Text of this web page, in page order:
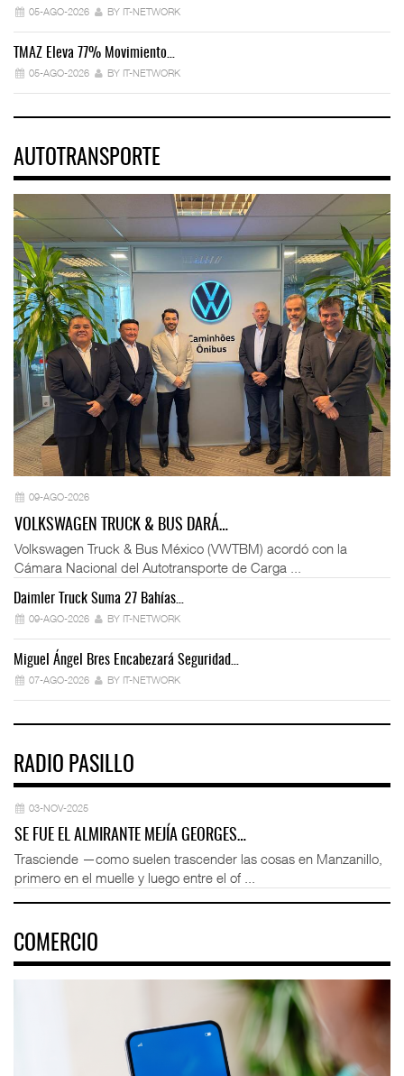
05-AGO-2026 BY IT-NETWORK
TMAZ Eleva 77% Movimiento…
05-AGO-2026 BY IT-NETWORK
AUTOTRANSPORTE
09-AGO-2026
VOLKSWAGEN TRUCK & BUS DARÁ…
Volkswagen Truck & Bus México (VWTBM) acordó con la
Cámara Nacional del Autotransporte de Carga ...
Daimler Truck Suma 27 Bahías…
09-AGO-2026 BY IT-NETWORK
Miguel Ángel Bres Encabezará Seguridad…
07-AGO-2026 BY IT-NETWORK
RADIO PASILLO
03-NOV-2025
SE FUE EL ALMIRANTE MEJÍA GEORGES…
Trasciende —como suelen trascender las cosas en Manzanillo,
primero en el muelle y luego entre el of ...
COMERCIO